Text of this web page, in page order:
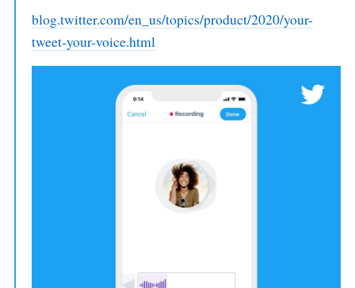
blog.twitter.com/en_us/topics/product/2020/your-
tweet-your-voice.html